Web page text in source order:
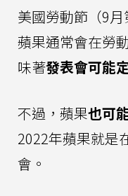
美國勞動節（9
蘋果通常會在勞
味著發表會可能
不過，蘋果也可
2022年蘋果就是
會。